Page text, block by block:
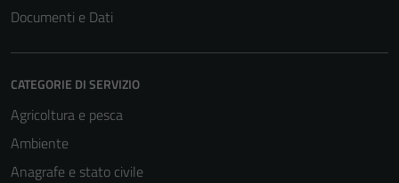
Documenti e Dati
CATEGORIE DI SERVIZIO
Agricoltura e pesca
Ambiente
Anagrafe e stato civile